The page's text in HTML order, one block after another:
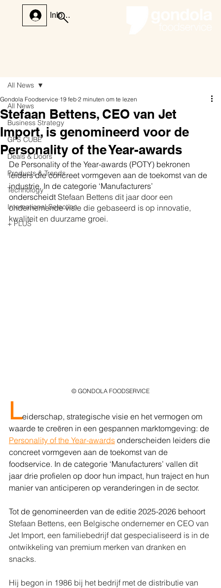
Inloggen
All News
Business Strategy
GFS CUBE
Deals & Doors
Products & Trends
Technology
International Selection
+ PLUS
All News
Stefaan Bettens, CEO van Jet
Import, is genomineerd voor de
Personality of the Year-awards
Gondola Foodservice 19 feb 2 minuten om te lezen
De Personality of the Year-awards (POTY) bekronen
leiders die concreet vormgeven aan de toekomst van de
industrie. In de categorie ‘Manufacturers’
onderscheidt Stefaan Bettens dit jaar door een
ondernemende visie die gebaseerd is op innovatie,
kwaliteit en duurzame groei.
© GONDOLA FOODSERVICE
Leiderschap, strategische visie en het vermogen om
waarde te creëren in een gespannen marktomgeving: de
Personality of the Year-awards onderscheiden leiders die
concreet vormgeven aan de toekomst van de
foodservice. In de categorie ‘Manufacturers’ vallen dit
jaar drie profielen op door hun impact, hun traject en hun
manier van anticiperen op veranderingen in de sector.
Tot de genomineerden van de editie 2025-2026 behoort
Stefaan Bettens, een Belgische ondernemer en CEO van
Jet Import, een familiebedrijf dat gespecialiseerd is in de
ontwikkeling van premium merken van dranken en
snacks.
Hij begon in 1986 bij het bedrijf met de distributie van